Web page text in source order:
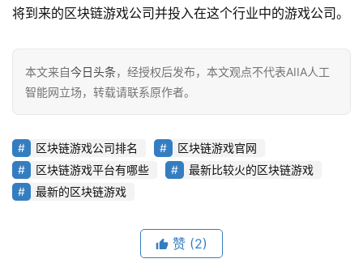
将到来的区块链游戏公司并投入在这个行业中的游戏公司。
本文来自今日头条，经授权后发布，本文观点不代表AIIA人工
智能网立场，转载请联系原作者。
区块链游戏公司排名
区块链游戏官网
区块链游戏平台有哪些
最新比较火的区块链游戏
最新的区块链游戏
赞 (2)